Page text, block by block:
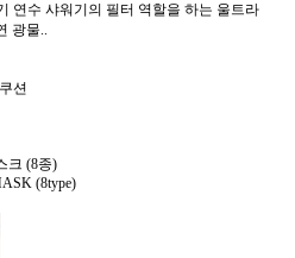
연수 샤워기의 필터 역할을 하는 울트라
광물..
션
크 (8종)
(8type)